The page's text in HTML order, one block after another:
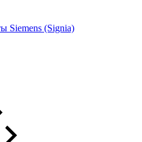
Siemens (Signia)